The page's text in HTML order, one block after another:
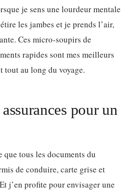
je sens une lourdeur mentale
les jambes et je prends l’air,
Ces micro-soupirs de
rapides sont mes meilleurs
au long du voyage.
pour un
tous les documents du
de conduire, carte grise et
j’en profite pour envisager une